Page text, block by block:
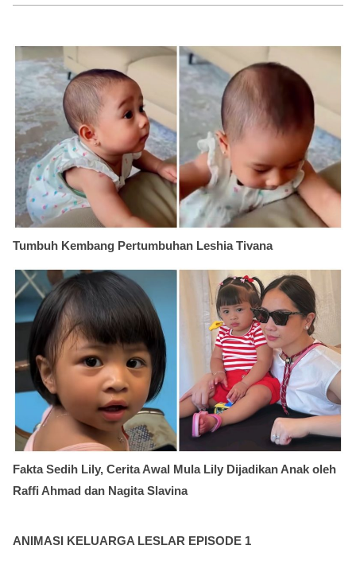
Tumbuh Kembang Pertumbuhan Leshia Tivana
Fakta Sedih Lily, Cerita Awal Mula Lily Dijadikan Anak oleh
Raffi Ahmad dan Nagita Slavina
ANIMASI KELUARGA LESLAR EPISODE 1